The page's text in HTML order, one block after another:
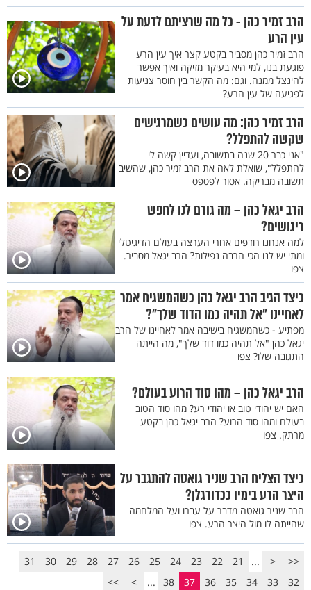
הרב זמיר כהן - כל מה שרציתם לדעת על
עין הרע
הרב זמיר כהן מסביר בקטע קצר איך עין הרע
פוגעת בנו, למי היא בעיקר מזיקה ואיך אפשר
להינצל ממנה. וגם: מה הקשר בין חוסר צניעות
לפגיעה של עין הרע?
הרב זמיר כהן: מה עושים כשמרגישים
שקשה להתפלל?
"אני כבר 20 שנה בתשובה, ועדיין קשה לי
להתפלל", שואלת לאה את הרב זמיר כהן, שהשיב
תשובה מבריקה. אסור לפספס
הרב יגאל כהן – מה גורם לנו לחפש
ריגושים?
למה אנחנו רודפים אחרי הערצה בעולם הדיגיטלי
ומתי יש לנו הכי הרבה נפילות? הרב יגאל מסביר.
צפו
כיצד הגיב הרב יגאל כהן כשהמשגיח אמר
לאחיינו "אל תהיה כמו הדוד שלך"?
מפתיע - כשהמשגיח בישיבה אמר לאחיינו של הרב
יגאל כהן "אל תהיה כמו דוד שלך", מה הייתה
התגובה שלו? צפו
הרב יגאל כהן – מהו סוד הרוע בעולם?
האם יש יהודי טוב או יהודי רע? מהו סוד הטוב
בעולם ומהו סוד הרוע? הרב יגאל כהן בקטע
מרתק. צפו
כיצד הצליח הרב שניר גואטה להתגבר על
היצר הרע בימיו ככדורגלן?
הרב שניר גואטה מדבר על עברו ועל המלחמה
שהייתה לו מול היצר הרע. צפו
<<
<
...
21
22
23
24
25
26
27
28
29
30
31
32
33
34
35
36
37
38
...
>
>>